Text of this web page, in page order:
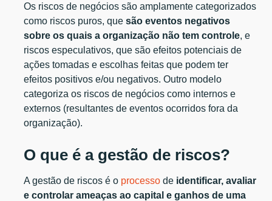
Os riscos de negócios são amplamente categorizados
como riscos puros, quesão eventos negativos
sobre os quais a organização não tem controle, e
riscos especulativos, que são efeitos potenciais de
ações tomadas e escolhas feitas que podem ter
efeitos positivos e/ou negativos. Outro modelo
categoriza os riscos de negócios como internos e
externos (resultantes de eventos ocorridos fora da
organização).
O que é a gestão de riscos?
A gestão de riscos é o processo de identificar, avaliar
e controlar ameaças ao capital e ganhos de uma